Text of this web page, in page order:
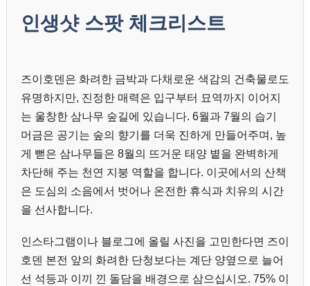
인생샷 스팟 체크리스트
즈이호덴은 화려한 금박과 다채로운 색감의 건축물로도
유명하지만, 진정한 매력은 입구부터 묘역까지 이어지
는 울창한 삼나무 숲길에 있습니다. 6월과 7월의 습기
머금은 공기는 숲의 향기를 더욱 진하게 만들어주며, 높
게 뻗은 삼나무들은 8월의 뜨거운 태양 볕을 완벽하게
차단해 주는 천연 지붕 역할을 합니다. 이곳에서의 산책
은 도심의 소음에서 벗어나 온전한 휴식과 치유의 시간
을 선사합니다.
인스타그램이나 블로그에 올릴 사진을 고민한다면 즈이
호덴 본전 앞의 화려한 단청보다는 계단 양옆으로 늘어
선 석등과 이끼 낀 돌담을 배경으로 삼으십시오. 75% 이